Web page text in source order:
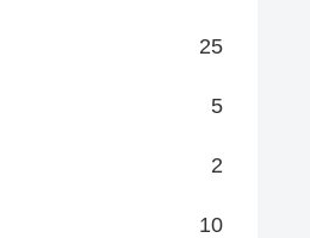
25
5
2
10